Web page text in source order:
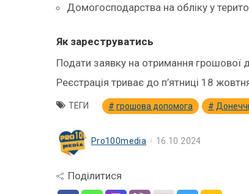
Домогосподарства на обліку у
Як зареструватись
Подати заявку на отримання
Реєстрація триває до п’ятниці 18
ТЕГИ грошова допомога
Pro100media 16.10.2024
Поділитися